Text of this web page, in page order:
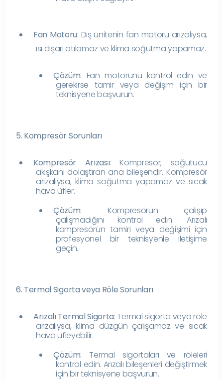
Fan Motoru: Dış ünitenin fan motoru arızalıysa,
ısı dışarı atılamaz ve klima soğutma yapamaz.
Çözüm: Fan motorunu kontrol edin ve
gerekirse tamir veya değişim için bir
teknisyene başvurun.
5. Kompresör Sorunları
Kompresör Arızası: Kompresör, soğutucu
akışkanı dolaştıran ana bileşendir. Kompresör
arızalıysa, klima soğutma yapamaz ve sıcak
hava üfler.
Çözüm: Kompresörün çalışıp
çalışmadığını kontrol edin. Arızalı
kompresörün tamiri veya değişimi için
profesyonel bir teknisyenle iletişime
geçin.
6. Termal Sigorta veya Röle Sorunları
Arızalı Termal Sigorta: Termal sigorta veya röle
arızalıysa, klima düzgün çalışamaz ve sıcak
hava üfleyebilir.
Çözüm: Termal sigortaları ve röleleri
kontrol edin. Arızalı bileşenleri değiştirmek
için bir teknisyene başvurun.